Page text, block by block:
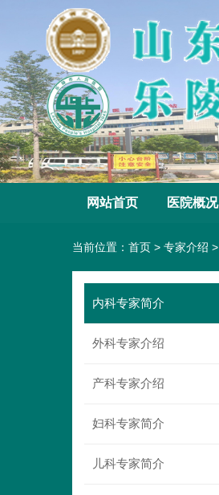
网站首页 医院概况
当前位置： 首页 > 专家介绍 >
内科专家简介
外科专家介绍
产科专家介绍
妇科专家简介
儿科专家简介